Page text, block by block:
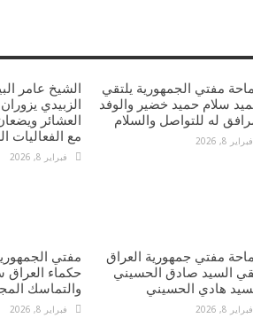
مفتي الجمهورية يلتقي
سلام حميد خضير والوفد
له للتواصل والسلام
فبراير 8, 2026
الشيخ عامر
الزبيدي
العشائر
مع الفعاليات
فبراير 8, 2026
مفتي جمهورية العراق
السيد صادق الحسيني
هادي الحسيني
فبراير 8, 2026
مفتي
حكماء العراق
والتماسك
فبراير 8, 2026